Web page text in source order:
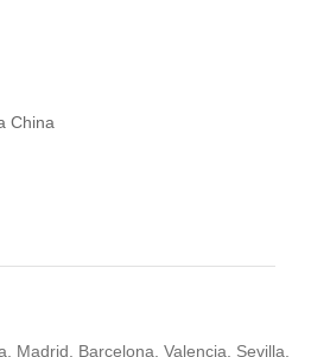
China
Madrid, Barcelona, Valencia, Sevilla,